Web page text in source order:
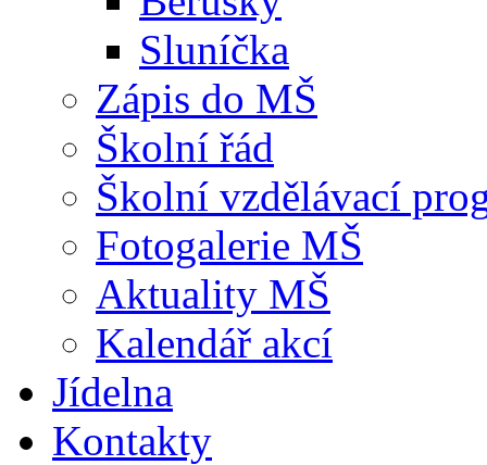
Sluníčka
Zápis do MŠ
Školní řád
Školní vzdělávací
Fotogalerie MŠ
Aktuality MŠ
Kalendář akcí
Jídelna
Kontakty